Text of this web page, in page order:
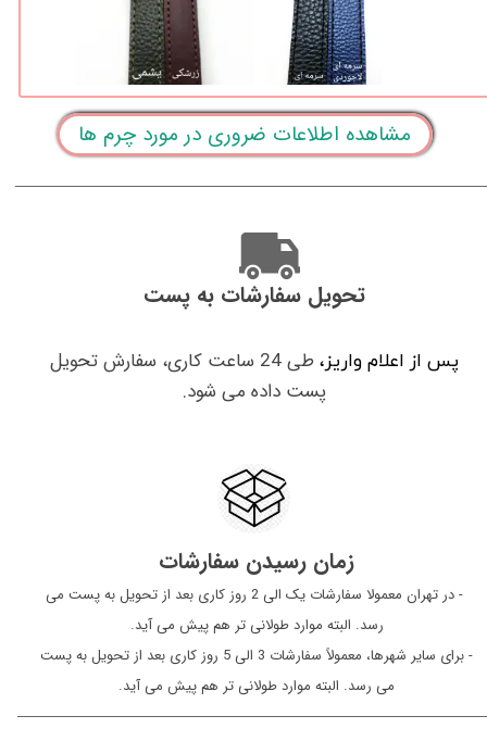
تحویل سفارشات به پست
پس از اعلام واریز،
طی 24 ساعت کاری، سفارش تحویل
پست داده می شود.
زمان رسیدن سفارشات
​​​​​​​ - در تهران معمولا سفارشات یک الی 2 روز کاری بعد از تحویل به پست می
رسد. البته موارد طولانی تر هم پیش می آید.
- برای سایر شهرها، معمولاً سفارشات 3 الی 5 روز کاری بعد از تحویل به پست
می رسد. البته موارد طولانی تر هم پیش می آید.
مشاهده اطلاعات ضروری در مورد چرم ها